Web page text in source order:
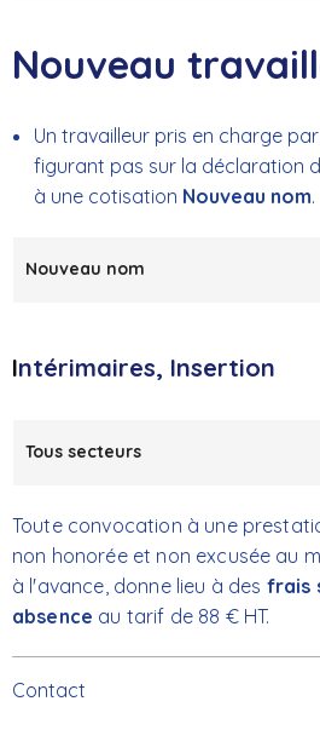
Nouveau
Un travailleur pris en charge
figurant pas sur la déclaration
à une cotisation Nouveau nom.
Nouveau nom
Intérimaires, Insertion
Tous secteurs
Toute convocation à une
non honorée et non excusée au
à l'avance, donne lieu à des frais
absence au tarif de 88 € HT.
Contact